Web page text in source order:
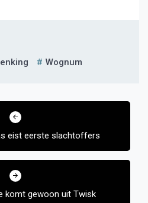
Wognum
eist eerste slachtoffers
komt gewoon uit Twisk